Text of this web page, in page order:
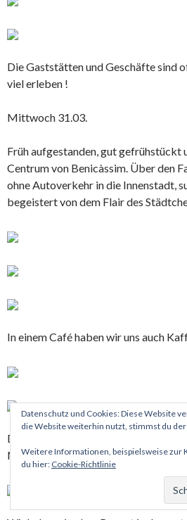
Die Gaststätten und Geschäfte sind
viel erleben !
Mittwoch 31.03.
Früh aufgestanden, gut gefrühstückt
Centrum von Benicàssim. Über den
ohne Autoverkehr in die Innenstadt,
begeistert von dem Flair des
In einem Café haben wir uns auch
Durch den längeren Aufenthalt in
Nachschub von meinen
Datenschutz und Cookies: Diese Website
die Website weiterhin nutzt, stimmst du
Weitere Informationen, beispielsweise zur
du hier: Cookie-Richtlinie